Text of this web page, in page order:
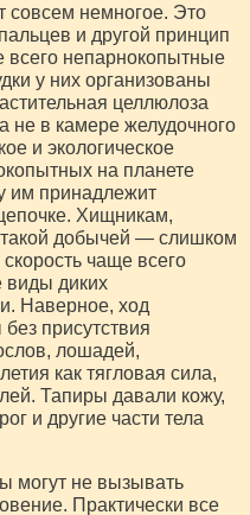
совсем немногое. Это
и другой принцип
непарнокопытные
у них организованы
целлюлоза
не в камере желудочного
и экологическое
на планете
им принадлежит
Хищникам,
такой добычей — слишком
чаще всего
виды диких
Наверное, ход
присутствия
лошадей,
как тягловая сила,
Тапиры давали кожу,
и другие части тела
могут не вызывать
Практически все